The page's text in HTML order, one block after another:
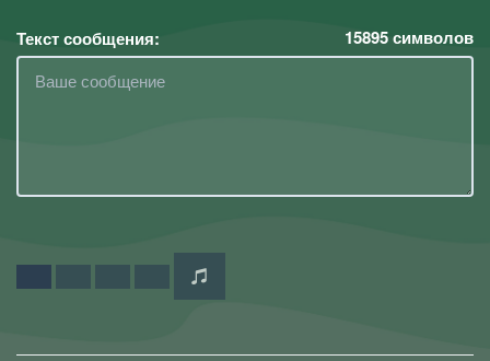
Текст сообщения: 15895символов